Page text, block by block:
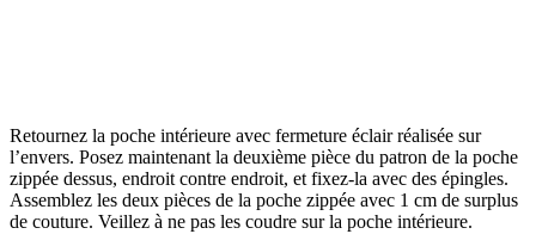
Retournez la poche intérieure avec fermeture éclair réalisée sur
l’envers. Posez maintenant la deuxième pièce du patron de la poche
zippée dessus, endroit contre endroit, et fixez-la avec des épingles.
Assemblez les deux pièces de la poche zippée avec 1 cm de surplus
de couture. Veillez à ne pas les coudre sur la poche intérieure.